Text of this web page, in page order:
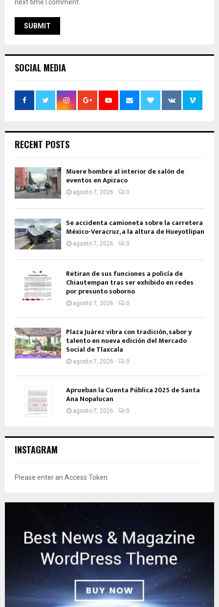
next time I comment.
SOCIAL MEDIA
RECENT POSTS
Muere hombre al interior de salón de
eventos en Apizaco
agosto 7, 2026 0
Se accidenta camioneta sobre la carretera
México-Veracruz, a la altura de Hueyotlipan
agosto 7, 2026 0
Retiran de sus funciones a policía de
Chiautempan tras ser exhibido en redes
por presunto soborno
agosto 7, 2026 0
Plaza Juárez vibra con tradición, sabor y
talento en nueva edición del Mercado
Social de Tlaxcala
agosto 7, 2026 0
Aprueban la Cuenta Pública 2025 de Santa
Ana Nopalucan
agosto 7, 2026 0
INSTAGRAM
Please enter an Access Token